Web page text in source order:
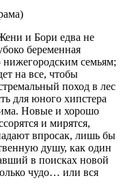
и Бори едва не
беременная
семьям;
на все, чтобы
поход в лес
для юного хипстера
Новые и хорошо
и мирятся,
впросак, лишь бы
душу, как один
в поисках новой
чудо… или вся